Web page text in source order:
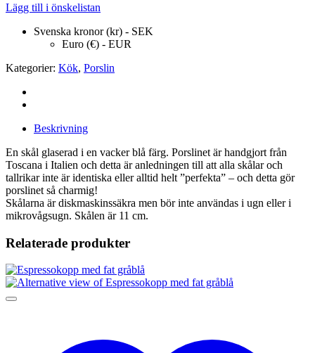
Lägg till i önskelistan
Svenska kronor (kr) - SEK
Euro (€) - EUR
Kategorier: Kök, Porslin
Beskrivning
En skål glaserad i en vacker blå färg. Porslinet är handgjort från
Toscana i Italien och detta är anledningen till att alla skålar och
tallrikar inte är identiska eller alltid helt ”perfekta” – och detta gör
porslinet så charmig!
Skålarna är diskmaskinssäkra men bör inte användas i ugn eller i
mikrovågsugn. Skålen är 11 cm.
Relaterade produkter